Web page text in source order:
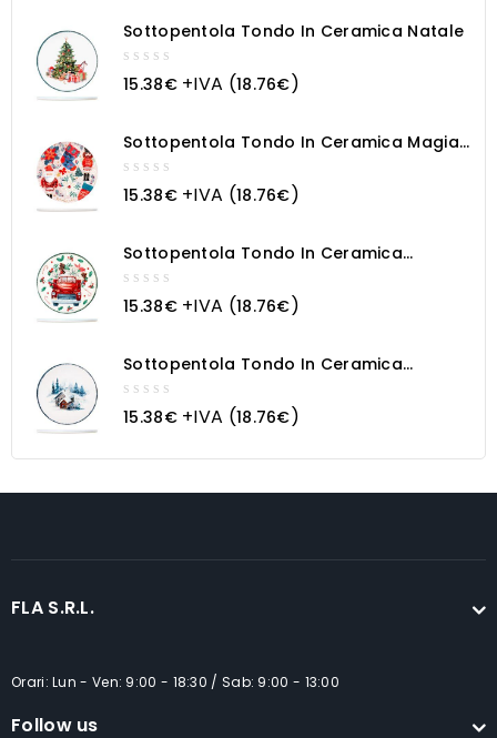
Sottopentola Tondo In Ceramica Natale
out
15.38€+IVA (18.76€)
Sottopentola Tondo In Ceramica Magia
Natalizia
out
15.38€+IVA (18.76€)
Sottopentola Tondo In Ceramica
Macchina Natalizia
out
15.38€+IVA (18.76€)
Sottopentola Tondo In Ceramica
Paesaggio Innevato
out
15.38€+IVA (18.76€)
FLA S.R.L.
Orari: Lun - Ven: 9:00 - 18:30 / Sab: 9:00 - 13:00
Follow us